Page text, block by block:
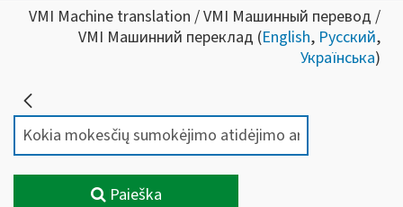
VMI Machine translation / VMI Машинный перевод /
VMI Машинний переклад (English, Русский,
Українська)
Paieška